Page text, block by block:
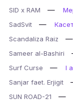
Z #
SID x RAM
—
SadSvit
—
Scandaliza Raiz
—
Sameer al-Bashiri
Surf Curse
—
I
Sanjar faet. Erjigit
SUN ROAD-21
—